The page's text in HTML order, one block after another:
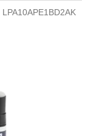
LPA10APE1BD2AK